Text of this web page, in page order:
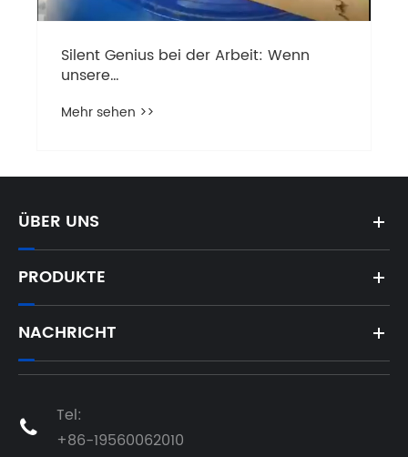
Silent Genius bei der Arbeit: Wenn
unsere
-Druckverstärker sogar Experten
Mehr sehen >>
ÜBER UNS
PRODUKTE
NACHRICHT

Tel:
+86-19560062010